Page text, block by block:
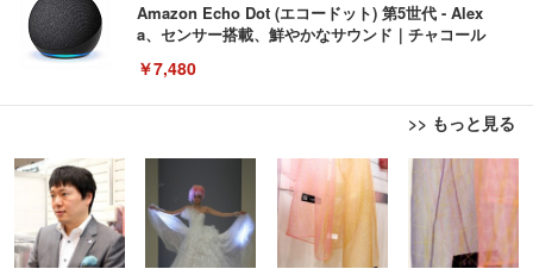
Amazon Echo Dot (エコードット) 第5世代 - Alex
a、センサー搭載、鮮やかなサウンド｜チャコール
￥7,480
>> もっと見る
[EdoErgo] オフィスチェア 椅子 テレワーク 疲れな
い 跳ね上げ式アームレスト コンパクト 約105度ロッ
キング pc 事務椅子 360度回転 座面昇降 強化ナイロ
ン樹脂ベース 通気性メッシュ 在宅ワーク H-WY01
(黒網+黒枠+黒足)
￥5,699
EIZO ビジネス向けプレミアムモニター | FlexScan
EV3240X-WT | 31.5型4K UHD・USB Type-C・ホワ
イト
￥105,595
Amazonベーシック ペットシーツ 薄型 レギュラー 1
回使い捨て 無香料 ホワイト 300枚
￥3,373